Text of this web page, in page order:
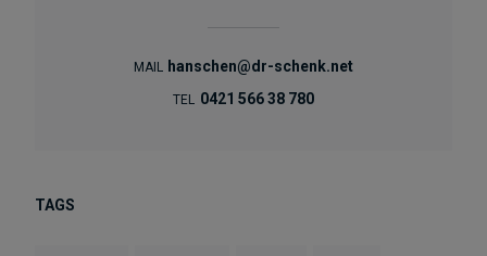
MAIL hanschen@dr-schenk.net
TEL 0421 566 38 780
TAGS